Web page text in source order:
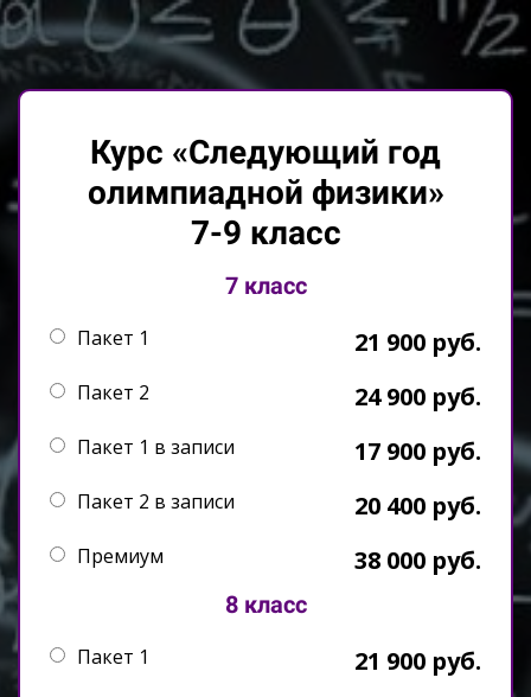
Курс «Следующий год
олимпиадной физики»
7-9 класс
7 класс
Пакет 1 21 900 руб.
Пакет 2 24 900 руб.
Пакет 1 в записи 17 900 руб.
Пакет 2 в записи 20 400 руб.
Премиум 38 000 руб.
8 класс
Пакет 1 21 900 руб.